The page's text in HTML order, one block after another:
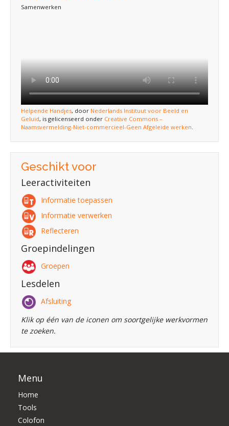
Samenwerken
Helpende Handjes, door Nederlands Instituut voor Beeld en
Geluid, is gelicenseerd onder Creative Commons –
Naamsvermelding-Niet-commercieel-Geen Afgeleide werken.
Geschikt voor
Leeractiviteiten
Informatie toepassen
Informatie verwerken
Reflecteren
Groepindelingen
Groepen
Lesdelen
Afsluiting
Klik op één van de iconen om soortgelijke werkvormen
te zoeken.
Menu
Home
Tools
Colofon